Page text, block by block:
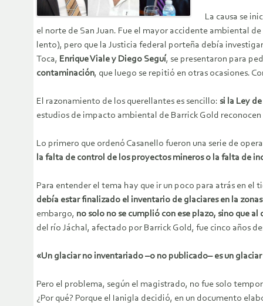
La causa se
el norte de San Juan. Fue el mayor accidente ambiental
lento), pero que la Justicia federal porteña debía
Toca, Enrique Viale y Diego Seguí, se presentaron para
contaminación, que luego se repitió en otras ocasiones.
El razonamiento de los querellantes es sencillo: si la Ley
estudios de impacto ambiental de Barrick Gold
Lo primero que ordenó Casanello fueron una serie de
la falta de control de los proyectos mineros o la falta de
Para entender el tema hay que ir un poco para atrás en el
debía estar finalizado el inventario de glaciares en la
embargo, no solo no se cumplió con ese plazo, sino que
del río Jáchal, afectado por Barrick Gold, fue cinco años
«Un glaciar no inventariado –o no publicado– es un
Pero el problema, según el magistrado, no fue solo
¿Por qué? Porque el Ianigla decidió, en un documento